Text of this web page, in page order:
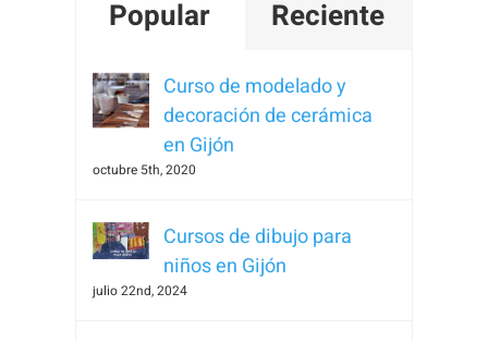
Popular Reciente
Curso de modelado y
decoración de cerámica
en Gijón
octubre 5th, 2020
Cursos de dibujo para
niños en Gijón
julio 22nd, 2024